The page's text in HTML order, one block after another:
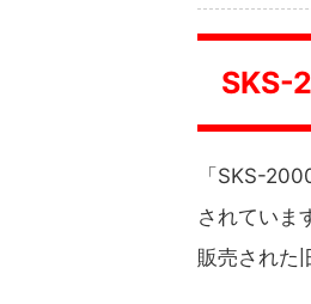
SKS-
「SKS-
されていま
販売された